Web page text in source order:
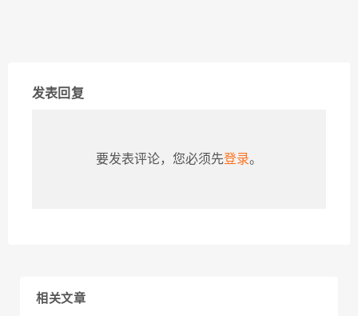
发表回复
要发表评论，您必须先登录。
相关文章